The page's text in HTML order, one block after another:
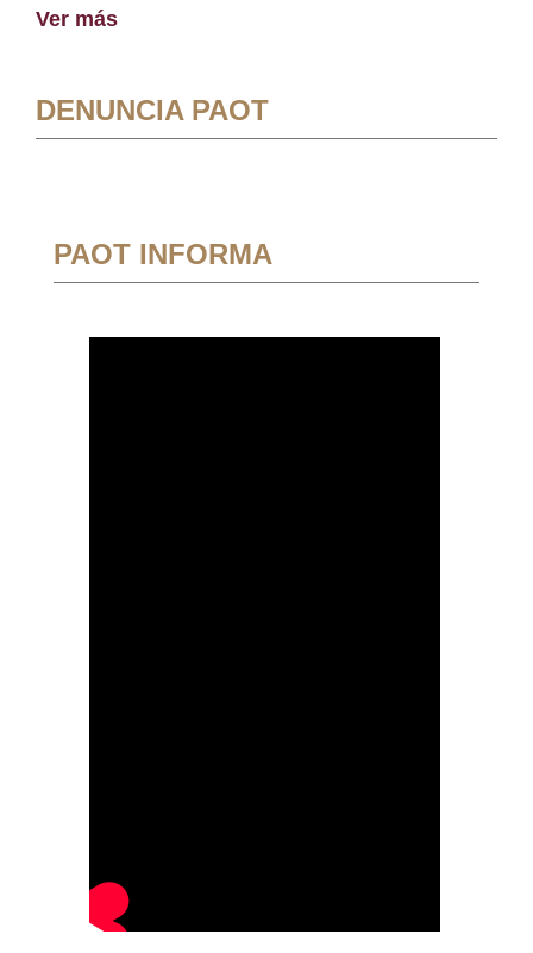
Ver más
DENUNCIA PAOT
PAOT INFORMA